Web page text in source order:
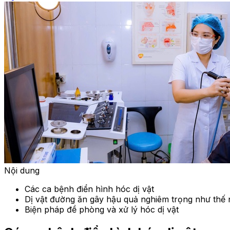
Nội dung
Các ca bệnh điển hình hóc dị vật
Dị vật đường ăn gây hậu quả nghiêm trọng như thế
Biện pháp đề phòng và xử lý hóc dị vật